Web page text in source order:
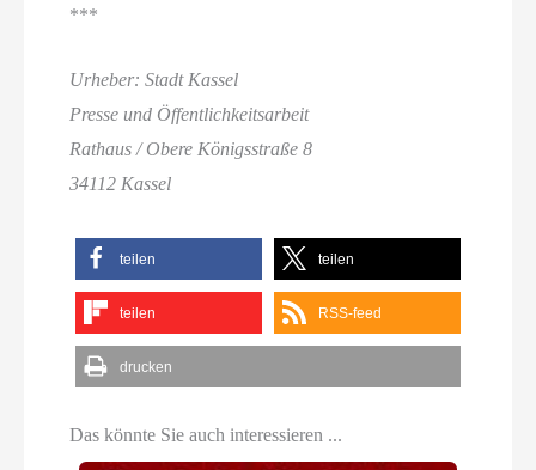
***
Urheber: Stadt Kassel
Presse und Öffentlichkeitsarbeit
Rathaus / Obere Königsstraße 8
34112 Kassel
teilen teilen
teilen RSS-feed
drucken
Das könnte Sie auch interessieren ...